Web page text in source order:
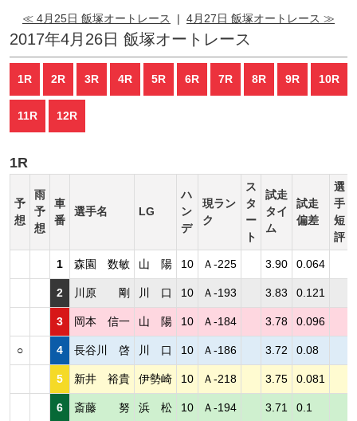
≪ 4月25日 飯塚オートレース | 4月27日 飯塚オートレース ≫
2017年4月26日 飯塚オートレース
1R 2R 3R 4R 5R 6R 7R 8R 9R 10R
11R 12R
1R
予
想
雨
予
想
車
番
選手名 LG
ハ
ン
デ
現ラン
ク
ス
タ
ー
ト
試走
タイ
ム
試走
偏差
選
手
短
評
1 森園 数敏 山 陽 10 Ａ-225 3.90 0.064
2 川原 剛 川 口 10 Ａ-193 3.83 0.121
3 岡本 信一 山 陽 10 Ａ-184 3.78 0.096
○ 4 長谷川 啓 川 口 10 Ａ-186 3.72 0.08
5 新井 裕貴 伊勢崎 10 Ａ-218 3.75 0.081
6 斎藤 努 浜 松 10 Ａ-194 3.71 0.1